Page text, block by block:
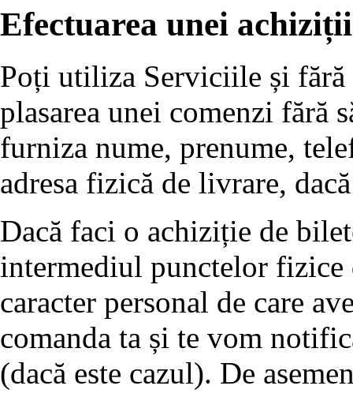
Efectuarea unei
Poți utiliza Serviciile și
plasarea unei comenzi
furniza nume, prenume,
adresa fizică de livrare,
Dacă faci o achiziție de
intermediul punctelor fizice
caracter personal de care
comanda ta și te vom
(dacă este cazul). De